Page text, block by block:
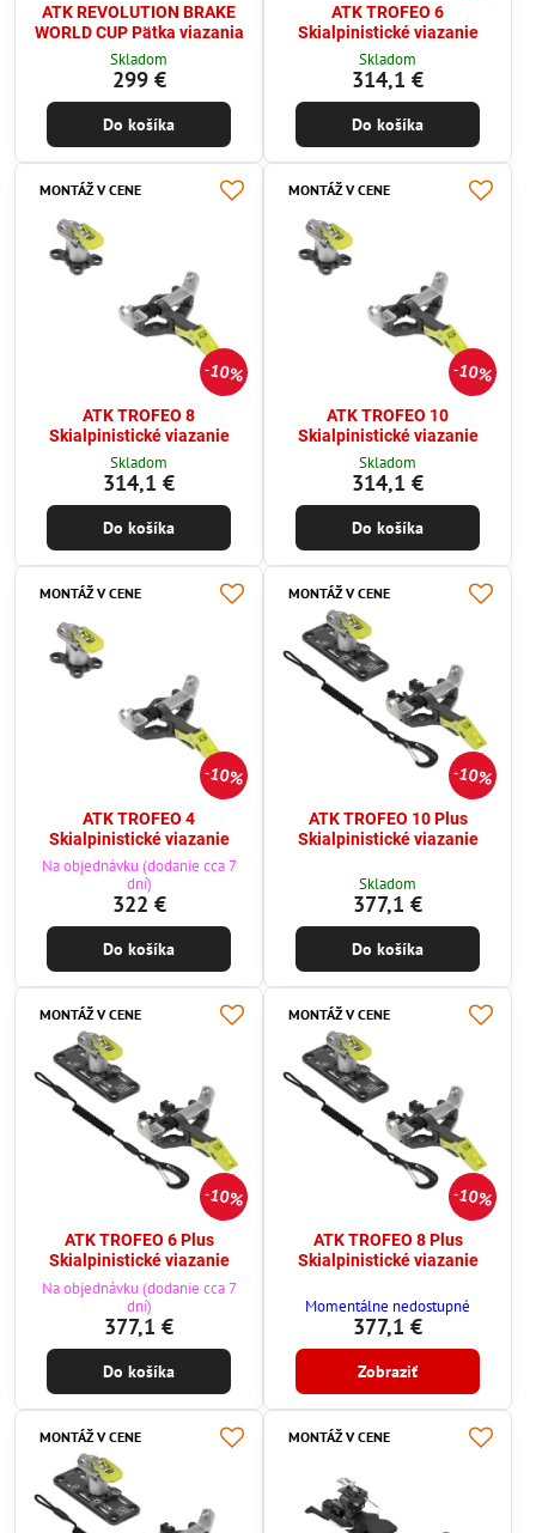
ATK REVOLUTION BRAKE
WORLD CUP Pätka viazania
Skladom
299 €
Do košíka
ATK TROFEO 6
Skialpinistické viazanie
Skladom
314,1 €
Do košíka
10%
MONTÁŽ V CENE
ATK TROFEO 8
Skialpinistické viazanie
Skladom
314,1 €
Do košíka
10%
MONTÁŽ V CENE
ATK TROFEO 10
Skialpinistické viazanie
Skladom
314,1 €
Do košíka
10%
MONTÁŽ V CENE
ATK TROFEO 4
Skialpinistické viazanie
Na objednávku (dodanie cca 7
dní)
322 €
Do košíka
10%
MONTÁŽ V CENE
ATK TROFEO 10 Plus
Skialpinistické viazanie
Skladom
377,1 €
Do košíka
10%
MONTÁŽ V CENE
ATK TROFEO 6 Plus
Skialpinistické viazanie
Na objednávku (dodanie cca 7
dní)
377,1 €
Do košíka
10%
MONTÁŽ V CENE
ATK TROFEO 8 Plus
Skialpinistické viazanie
Momentálne nedostupné
377,1 €
Zobraziť
MONTÁŽ V CENE MONTÁŽ V CENE